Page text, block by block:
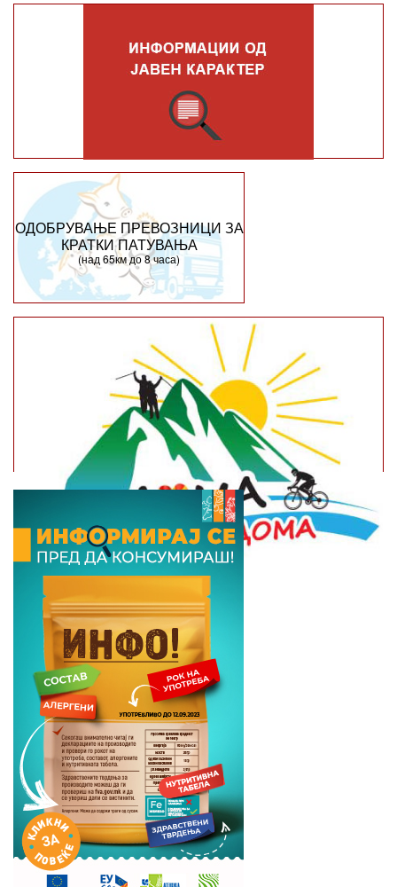
ОДОБРУВАЊЕ ПРЕВОЗНИЦИ ЗА
КРАТКИ ПАТУВАЊА
(над 65км до 8 часа)